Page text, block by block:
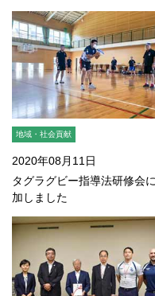
地域・社会貢献
2020年08月11日
タグラグビー指導法研修会
加しました